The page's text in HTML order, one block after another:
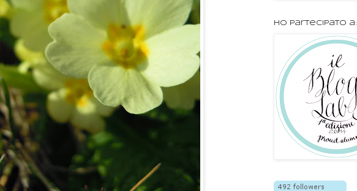
Ho partecipato a: